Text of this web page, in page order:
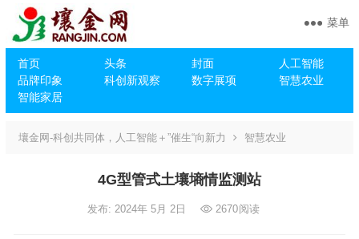
首页 头条 封面
人工智能
品牌印象
科创新观察 数字展项
智慧农业
智能家居
菜单
壤金网-科创共同体，人工智能＋”催生“向新力 智慧农业
4G型管式土壤墒情监测站
发布: 2024年 5月 2日 2670阅读